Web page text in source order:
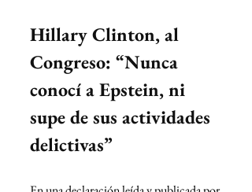
Hillary Clinton, al
Congreso: “Nunca
conocí a Epstein, ni
supe de sus actividades
delictivas”